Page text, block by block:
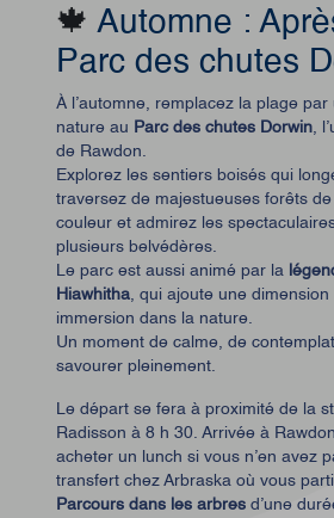
🍁 Automne :
Parc des chutes
À l’automne, remplacez la plage
nature au Parc des chutes Dorwin ,
de Rawdon.
Explorez les sentiers boisés qui
traversez de majestueuses forêts
couleur et admirez les
plusieurs belvédères.
Le parc est aussi animé par la
Hiawhitha , qui ajoute une
immersion dans la nature.
Un moment de calme, de
savourer pleinement.
Le départ se fera à proximité de la
Radisson à 8 h 30. Arrivée à
acheter un lunch si vous n’en avez
transfert chez Arbraska où vous
Parcours dans les arbres d’une